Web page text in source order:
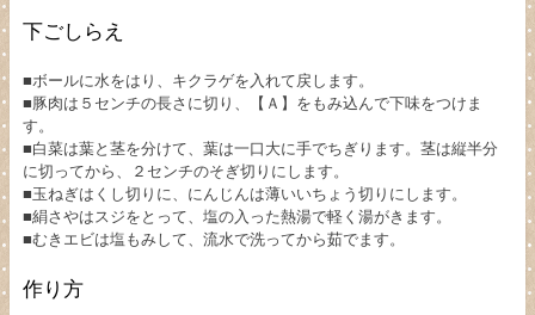
下ごしらえ
■ボールに水をはり、キクラゲを入れて戻します。
■豚肉は５センチの長さに切り、【Ａ】をもみ込んで下味をつけま
す。
■白菜は葉と茎を分けて、葉は一口大に手でちぎります。茎は縦半分
に切ってから、２センチのそぎ切りにします。
■玉ねぎはくし切りに、にんじんは薄いいちょう切りにします。
■絹さやはスジをとって、塩の入った熱湯で軽く湯がきます。
■むきエビは塩もみして、流水で洗ってから茹でます。
作り方